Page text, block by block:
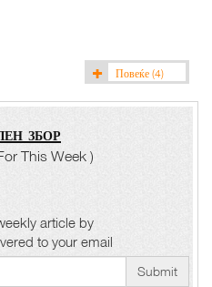
Повеќе (4)
збор
This Week )
article by
to your email
Submit